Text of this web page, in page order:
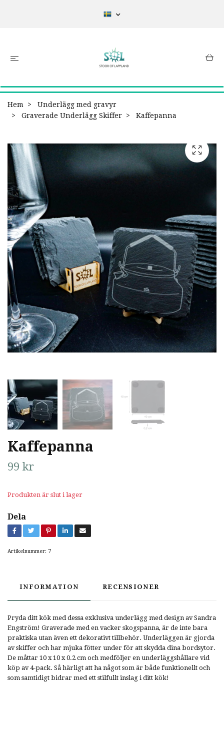
Hem
Underlägg med gravyr
Graverade Underlägg Skiffer
Kaffepanna
Kaffepanna
99 kr
Produkten är slut i lager
Dela
Artikelnummer: 7
INFORMATION RECENSIONER
Pryda ditt kök med dessa exklusiva underlägg med design av Sandra
Engström! Graverade med en vacker skogspanna, är de inte bara
praktiska utan även ett dekorativt tillbehör. Underläggen är gjorda
av skiffer och har mjuka fötter under för att skydda dina bordsytor.
De måttar 10 x 10 x 0.2 cm och medföljer en underläggshållare vid
köp av 4-pack. Så härligt att ha något som är både funktionellt och
som samtidigt bidrar med ett stilfullt inslag i ditt kök!